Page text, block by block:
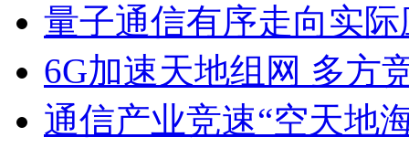
量子通信有序走向实际
6G加速天地组网 多方
通信产业竞速“空天地